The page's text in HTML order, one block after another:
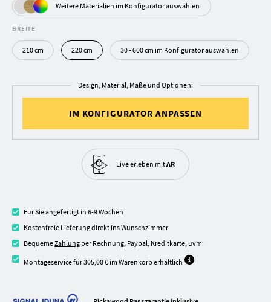
Weitere Materialien im Konfigurator auswählen
BREITE
210 cm 220 cm 30 - 600 cm im Konfigurator auswählen
Design, Material, Maße und Optionen:
IM KONFIGURATOR ANPASSEN
Live erleben mitAR
Für Sie angefertigt in 6-9 Wochen
Kostenfreie Lieferungdirekt ins Wunschzimmer
BequemeZahlung per Rechnung, Paypal, Kreditkarte, uvm.
Montageservice für 305,00 € im Warenkorb erhältlich